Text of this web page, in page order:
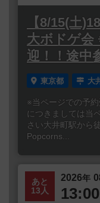
【8/15(土
大ボドゲ会
迎！！途中
東京都 大
※当ページでの予
につきましては当
さい大井町駅から
Popcorns...
あと
13人
2026年